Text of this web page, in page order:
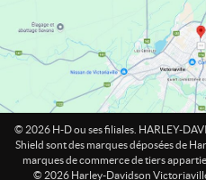
c
r
© 2026 H-D ou ses filiales. HARLEY-
Shield sont des marques déposées de
marques de commerce de tiers
© 2026 Harley-Davidson